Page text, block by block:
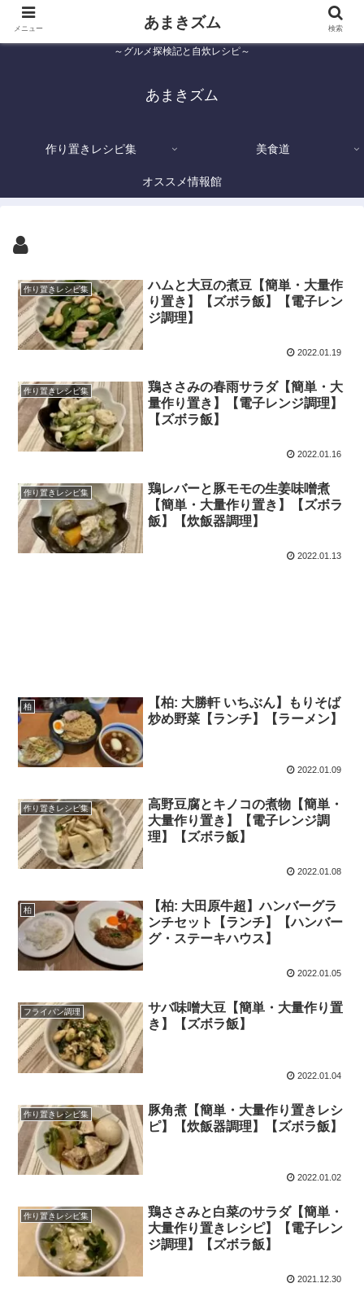
～グルメ探検記と自炊レシピ～
あまきズム
作り置きレシピ集 美食道
オススメ情報館
作り置きレシピ集
ハムと大豆の煮豆【簡単・大量作
り置き】【ズボラ飯】【電子レン
ジ調理】
2022.01.19
作り置きレシピ集
鶏ささみの春雨サラダ【簡単・大
量作り置き】【電子レンジ調理】
【ズボラ飯】
2022.01.16
作り置きレシピ集
鶏レバーと豚モモの生姜味噌煮
【簡単・大量作り置き】【ズボラ
飯】【炊飯器調理】
2022.01.13
柏
【柏: 大勝軒 いちぶん】もりそば
炒め野菜【ランチ】【ラーメン】
2022.01.09
作り置きレシピ集
高野豆腐とキノコの煮物【簡単・
大量作り置き】【電子レンジ調
理】【ズボラ飯】
2022.01.08
柏
【柏: 大田原牛超】ハンバーグラ
ンチセット【ランチ】【ハンバー
グ・ステーキハウス】
2022.01.05
フライパン調理
サバ味噌大豆【簡単・大量作り置
き】【ズボラ飯】
2022.01.04
作り置きレシピ集
豚角煮【簡単・大量作り置きレシ
ピ】【炊飯器調理】【ズボラ飯】
2022.01.02
作り置きレシピ集
鶏ささみと白菜のサラダ【簡単・
大量作り置きレシピ】【電子レン
ジ調理】【ズボラ飯】
2021.12.30
メニュー あまきズム 検索